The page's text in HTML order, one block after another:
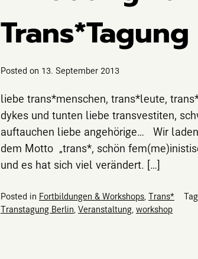
Trans*Tagung
Posted on 13. September 2013
liebe trans*menschen, trans*leute,
dykes und tunten liebe transvestiten,
auftauchen liebe angehörige… Wir
dem Motto „trans*, schön
und es hat sich viel verändert. […]
Posted in Fortbildungen & Workshops Trans*
Transtagung Berlin Veranstaltung workshop